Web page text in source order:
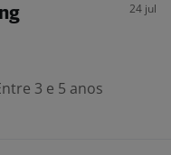
24 jul
3 e 5 anos